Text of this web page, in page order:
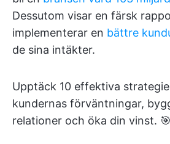
Dessutom visar en färsk
implementerar en bättre
de sina intäkter.
Upptäck 10 effektiva
kundernas förväntningar,
relationer och öka din vinst. 🎯